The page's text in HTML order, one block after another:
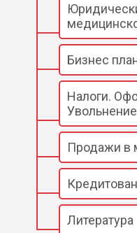
Бизнес
Налоги.
Продажи в
Литература